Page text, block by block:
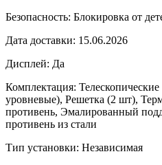
Безопасность: Блокировка от
Дата доставки: 15.06.2026
Дисплей: Да
Комплектация:
уровневые), Решетка (2 шт),
противень, Эмалированный
противень из стали
Тип установки: Независимая